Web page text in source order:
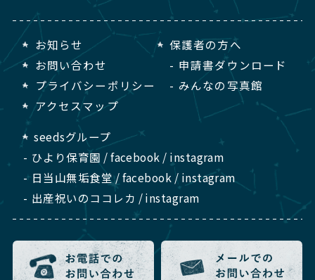
お知らせ
お問い合わせ
プライバシーポリシー
アクセスマップ
保護者の方へ
申請書ダウンロード
みんなの写真館
seedsグループ
ひより保育園 /facebook / instagram
日当山無垢食堂/facebook / instagram
出産祝いのココレカ /instagram